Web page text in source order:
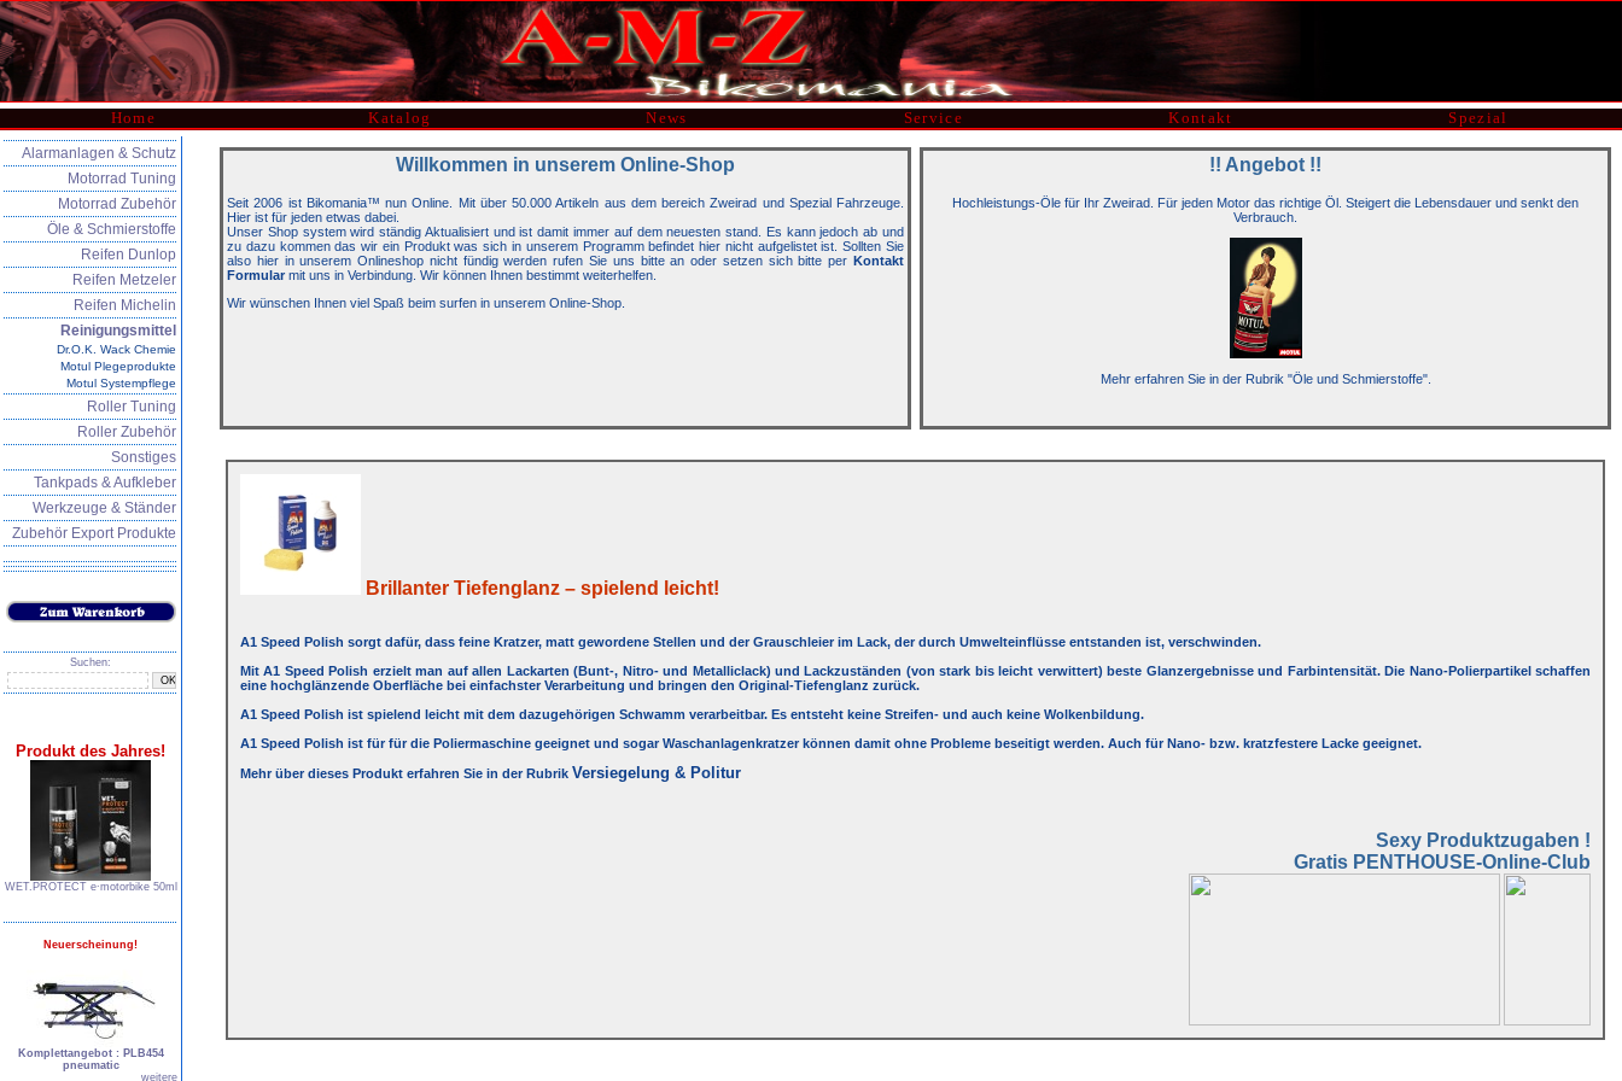
Home Katalog News Service Kontakt Spezial
Alarmanlagen & Schutz
Motorrad Tuning
Motorrad Zubehör
Öle & Schmierstoffe
Reifen Dunlop
Reifen Metzeler
Reifen Michelin
Reinigungsmittel
Dr.O.K. Wack Chemie
Motul Plegeprodukte
Motul Systempflege
Roller Tuning
Roller Zubehör
Sonstiges
Tankpads & Aufkleber
Werkzeuge & Ständer
Zubehör Export Produkte
Suchen:
Produkt des Jahres!
WET.PROTECT e∙motorbike 50ml
Neuerscheinung!
Komplettangebot : PLB454
pneumatic
weitere
Willkommen in unserem Online-Shop
Seit 2006 ist Bikomania™ nun Online. Mit über 50.000 Artikeln aus dem bereich Zweirad und Spezial Fahrzeuge.
Hier ist für jeden etwas dabei.
Unser Shop system wird ständig Aktualisiert und ist damit immer auf dem neuesten stand. Es kann jedoch ab und
zu dazu kommen das wir ein Produkt was sich in unserem Programm befindet hier nicht aufgelistet ist. Sollten Sie
also hier in unserem Onlineshop nicht fündig werden rufen Sie uns bitte an oder setzen sich bitte per Kontakt
Formularmit uns in Verbindung. Wir können Ihnen bestimmt weiterhelfen.
Wir wünschen Ihnen viel Spaß beim surfen in unserem Online-Shop.
!! Angebot !!
Hochleistungs-Öle für Ihr Zweirad. Für jeden Motor das richtige Öl. Steigert die Lebensdauer und senkt den
Verbrauch.
Mehr erfahren Sie in der Rubrik "Öle und Schmierstoffe".
Brillanter Tiefenglanz – spielend leicht!
A1 Speed Polish sorgt dafür, dass feine Kratzer, matt gewordene Stellen und der Grauschleier im Lack, der durch Umwelteinflüsse entstanden ist, verschwinden.
Mit A1 Speed Polish erzielt man auf allen Lackarten (Bunt-, Nitro- und Metalliclack) und Lackzuständen (von stark bis leicht verwittert) beste Glanzergebnisse und Farbintensität. Die Nano-Polierpartikel schaffen
eine hochglänzende Oberfläche bei einfachster Verarbeitung und bringen den Original-Tiefenglanz zurück.
A1 Speed Polish ist spielend leicht mit dem dazugehörigen Schwamm verarbeitbar. Es entsteht keine Streifen- und auch keine Wolkenbildung.
A1 Speed Polish ist für für die Poliermaschine geeignet und sogar Waschanlagenkratzer können damit ohne Probleme beseitigt werden. Auch für Nano- bzw. kratzfestere Lacke geeignet.
Mehr über dieses Produkt erfahren Sie in der Rubrik Versiegelung & Politur
Sexy Produktzugaben !
Gratis PENTHOUSE-Online-Club